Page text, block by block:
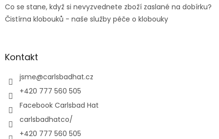
Co se stane, když si nevyzvednete zboží zaslané na dobírku?
Čistírna klobouků - naše služby péče o klobouky
Kontakt
jsme@carlsbadhat.cz
+420 777 560 505
Facebook Carlsbad Hat
carlsbadhatco/
+420 777 560 505